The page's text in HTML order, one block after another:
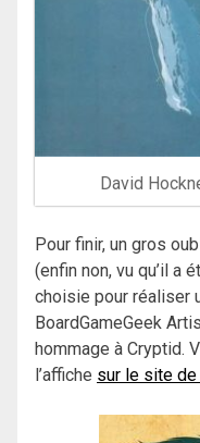
David
Pour finir, un gros
(enfin non, vu qu’il a
choisie pour réaliser
BoardGameGeek
hommage à Cryptid.
l’affiche sur le site de